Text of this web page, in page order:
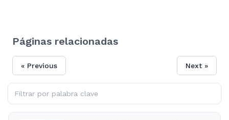
Páginas relacionadas
« Previous Next »